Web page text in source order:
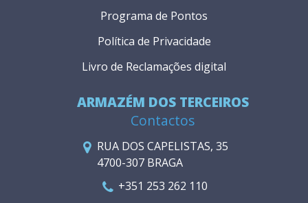
ARMAZÉM DOS TERCEIROS
Contactos
RUA DOS CAPELISTAS, 35
4700-307 BRAGA
+351 253 262 110
Programa de Pontos
Política de Privacidade
Livro de Reclamações digital